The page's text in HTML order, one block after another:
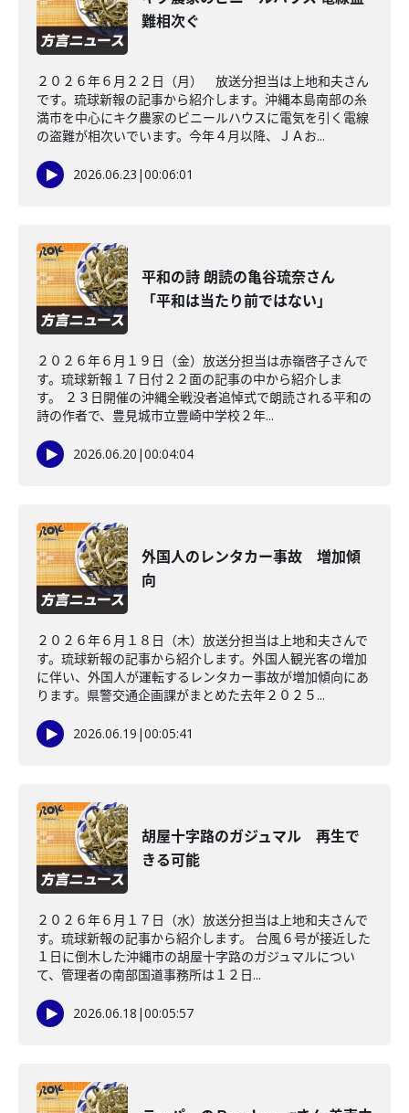
難相次ぐ
２０２６年６月２２日（月） 放送分担当は上地和夫さん
です。琉球新報の記事から紹介します。沖縄本島南部の糸
満市を中心にキク農家のビニールハウスに電気を引く電線
の盗難が相次いでいます。今年４月以降、ＪＡお...
2026.06.23 |00:06:01
平和の詩 朗読の亀谷琉奈さん
「平和は当たり前ではない」
２０２６年６月１９日（金）放送分担当は赤嶺啓子さんで
す。琉球新報１７日付２２面の記事の中から紹介しま
す。 ２３日開催の沖縄全戦没者追悼式で朗読される平和の
詩の作者で、豊見城市立豊崎中学校２年...
2026.06.20 |00:04:04
外国人のレンタカー事故 増加傾
向
２０２６年６月１８日（木）放送分担当は上地和夫さんで
す。琉球新報の記事から紹介します。外国人観光客の増加
に伴い、外国人が運転するレンタカー事故が増加傾向にあ
ります。県警交通企画課がまとめた去年２０２５...
2026.06.19 |00:05:41
胡屋十字路のガジュマル 再生で
きる可能
２０２６年６月１７日（水）放送分担当は上地和夫さんで
す。琉球新報の記事から紹介します。 台風６号が接近した
１日に倒木した沖縄市の胡屋十字路のガジュマルについ
て、管理者の南部国道事務所は１２日...
2026.06.18 |00:05:57